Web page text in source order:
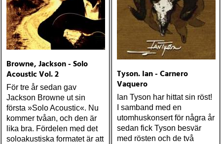
Browne, Jackson - Solo
Acoustic Vol. 2
För tre år sedan gav
Jackson Browne ut sin
första »Solo Acoustic«. Nu
kommer tvåan, och den är
lika bra. Fördelen med det
soloakustiska formatet är att
Tyson. Ian - Carnero
Vaquero
Ian Tyson har hittat sin röst!
I samband med en
utomhuskonsert för några år
sedan fick Tyson besvär
med rösten och de två